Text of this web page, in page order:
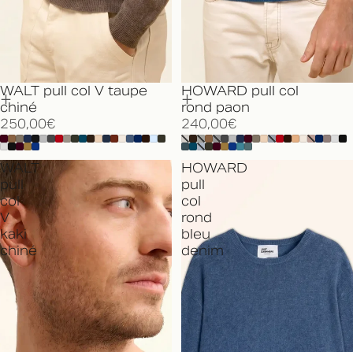
WALT pull col V taupe
chiné
250,00€
HOWARD pull col
rond paon
240,00€
WALT
pull
col
V
kaki
chiné
HOWARD
pull
col
rond
bleu
denim